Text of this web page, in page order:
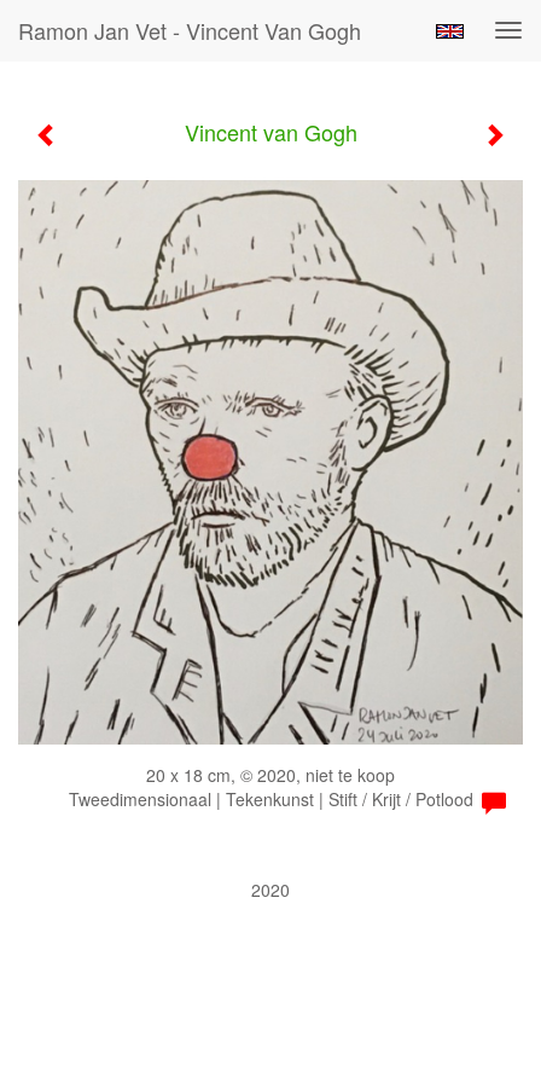
Ramon Jan Vet - Vincent Van Gogh
Vincent van Gogh
20 x 18 cm, © 2020, niet te koop
Tweedimensionaal | Tekenkunst | Stift / Krijt / Potlood
2020